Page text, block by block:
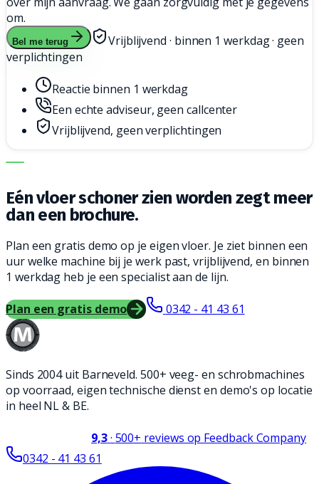
om.
Bel me terug
Vrijblijvend · binnen 1 werkdag · geen
verplichtingen
Reactie binnen 1 werkdag
Een echte adviseur, geen callcenter
Vrijblijvend, geen verplichtingen
DE JUISTE MACHINE. DE BESTE SERVICE.
Eén vloer schoner zien worden zegt meer
dan een brochure.
Plan een gratis demo op je eigen vloer. Je ziet binnen een
uur welke machine bij je werk past, vrijblijvend, en binnen
1 werkdag heb je een specialist aan de lijn.
Plan een gratis demo 0342 - 41 43 61
Sinds 2004 uit Barneveld. 500+ veeg- en schrobmachines
op voorraad, eigen technische dienst en demo's op locatie
in heel NL & BE.
9,3· 500+ reviews op Feedback Company
0342 - 41 43 61